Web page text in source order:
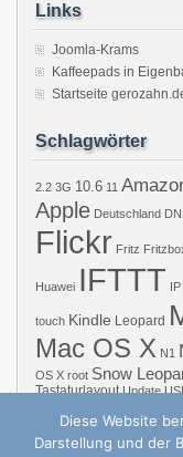
Links
Joomla-Krams
Kaffeepads in
Startseite
Schlagwörter
2.2 3G 10.6 11
Apple Deutschland
Flickr Fritz
Huawei IFTTT IP
touch Kindle Leopard
Mac OS X N1
OS X root Snow
Tastaturlayout Update
Windows
Diese Website
Darstellung und der